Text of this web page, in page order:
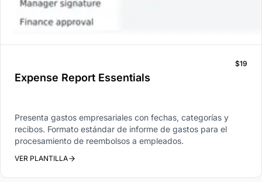
Expense Report Essentials
$19
Presenta gastos empresariales con fechas, categorías y
recibos. Formato estándar de informe de gastos para el
procesamiento de reembolsos a empleados.
VER PLANTILLA